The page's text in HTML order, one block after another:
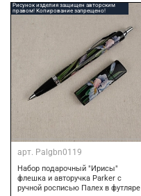
Рисунок изделия защищен авторским
правом! Копирование запрещено!
арт. Palgbn0119
Набор подарочный "Ирисы"
флешка и авторучка Parker с
ручной росписью Палех в футляре